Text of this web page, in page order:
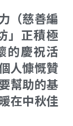
（慈善編
」正積極
的慶祝活
人慷慨贊
幫助的基
在中秋佳